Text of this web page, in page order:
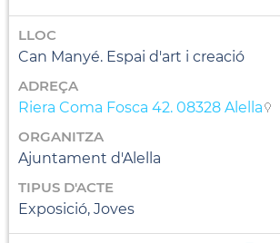
LLOC
Can Manyé. Espai d'art i creació
ADREÇA
Riera Coma Fosca 42. 08328 Alella
ORGANITZA
Ajuntament d'Alella
TIPUS D'ACTE
Exposició, Joves